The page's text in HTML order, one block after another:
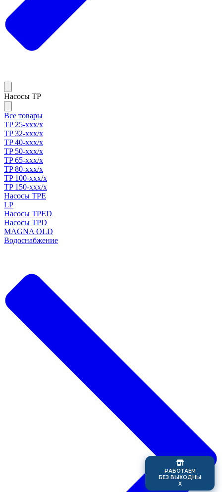
Насосы TP
Все товары
TP 25-xxx/x
TP 32-xxx/x
TP 40-xxx/x
TP 50-xxx/x
TP 65-xxx/x
TP 80-xxx/x
TP 100-xxx/x
TP 150-xxx/x
Насосы TPE
LP
Насосы TPED
Насосы TPD
MAGNA OLD
Водоснабжение
РАБОТАЕМ
БЕЗ ВЫХОДНЫ
Х